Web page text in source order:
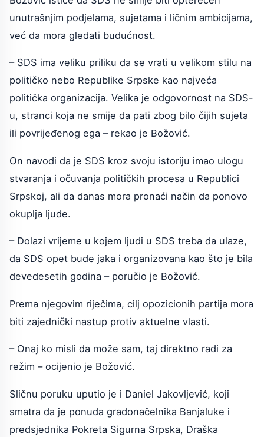
unutrašnjim podjelama, sujetama i ličnim ambicijama,
već da mora gledati budućnost.
– SDS ima veliku priliku da se vrati u velikom stilu na
političko nebo Republike Srpske kao najveća
politička organizacija. Velika je odgovornost na SDS-
u, stranci koja ne smije da pati zbog bilo čijih sujeta
ili povrijeđenog ega – rekao je Božović.
On navodi da je SDS kroz svoju istoriju imao ulogu
stvaranja i očuvanja političkih procesa u Republici
Srpskoj, ali da danas mora pronaći način da ponovo
okuplja ljude.
– Dolazi vrijeme u kojem ljudi u SDS treba da ulaze,
da SDS opet bude jaka i organizovana kao što je bila
devedesetih godina – poručio je Božović.
Prema njegovim riječima, cilj opozicionih partija mora
biti zajednički nastup protiv aktuelne vlasti.
– Onaj ko misli da može sam, taj direktno radi za
režim – ocijenio je Božović.
Sličnu poruku uputio je i Daniel Jakovljević, koji
smatra da je ponuda gradonačelnika Banjaluke i
predsjednika Pokreta Sigurna Srpska, Draška